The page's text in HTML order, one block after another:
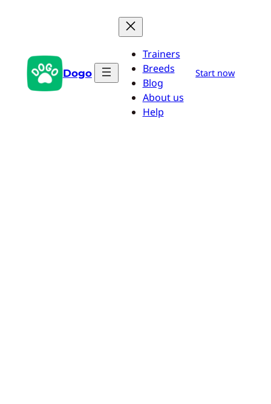
conteúdo Dogo
Trainers
Breeds
Blog
About us
Help
Start now